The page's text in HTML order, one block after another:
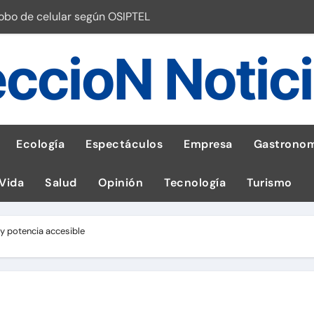
de celular según OSIPTEL
¡Descarga la app de Meridianbet y gana una jugada gratis
inspirado en la fuerza de un volcán
1,600 equipos educativos
por ignorar distancias de seguridad
de GEI en sus operaciones
Ecología Espectáculos Empresa
Salud Opinión Tecnología Turismo
potencia accesible